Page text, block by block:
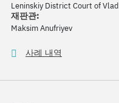
Leninskiy District Court of
재판관:
Maksim Anufriyev
사례 내역